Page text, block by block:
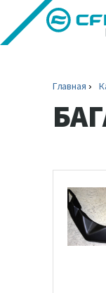
Главная